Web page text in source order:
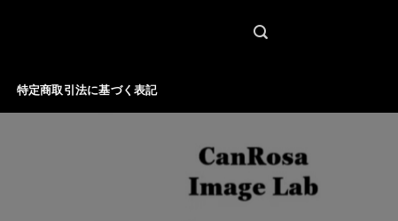
特定商取引法に基づく表記